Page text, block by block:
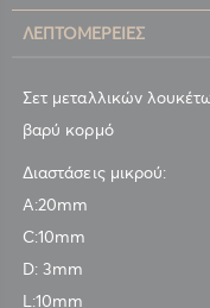
ΛΕΠΤΟΜΈΡΕΙΕΣ
Σετ μεταλλικών
βαρύ κορμό
Διαστάσεις μικρού:
A:20mm
C:10mm
D: 3mm
L:10mm